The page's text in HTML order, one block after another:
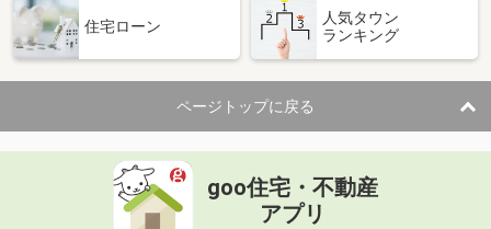
住宅ローン
人気タウン
ランキング
ページトップに戻る
goo住宅・不動産
アプリ